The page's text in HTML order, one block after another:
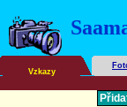
Vzkazy